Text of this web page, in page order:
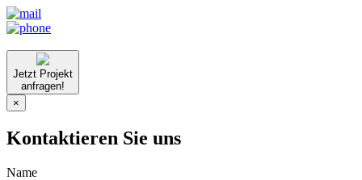
Jetzt Projekt
anfragen!
×
Kontaktieren Sie uns
Name